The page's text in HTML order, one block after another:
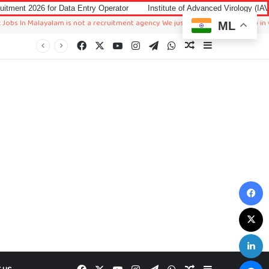
Entry Operator Institute of Advanced Virology (IAV) Notification
is not a recruitment agency. We just sharing available job in
Facebook YouTubeInstagramTelegramWhatsAppRandom Article
ML